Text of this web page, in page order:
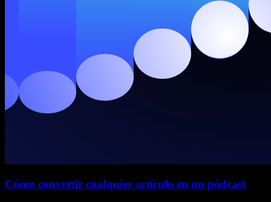
Cómo convertir cualquier artículo en un pódcast